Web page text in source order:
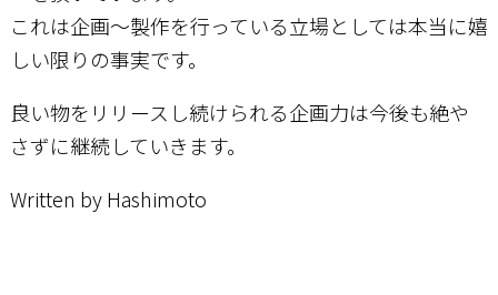
これは企画～製作を行っている立場としては本当に嬉
しい限りの事実です。
良い物をリリースし続けられる企画力は今後も絶や
さずに継続していきます。
Written by Hashimoto